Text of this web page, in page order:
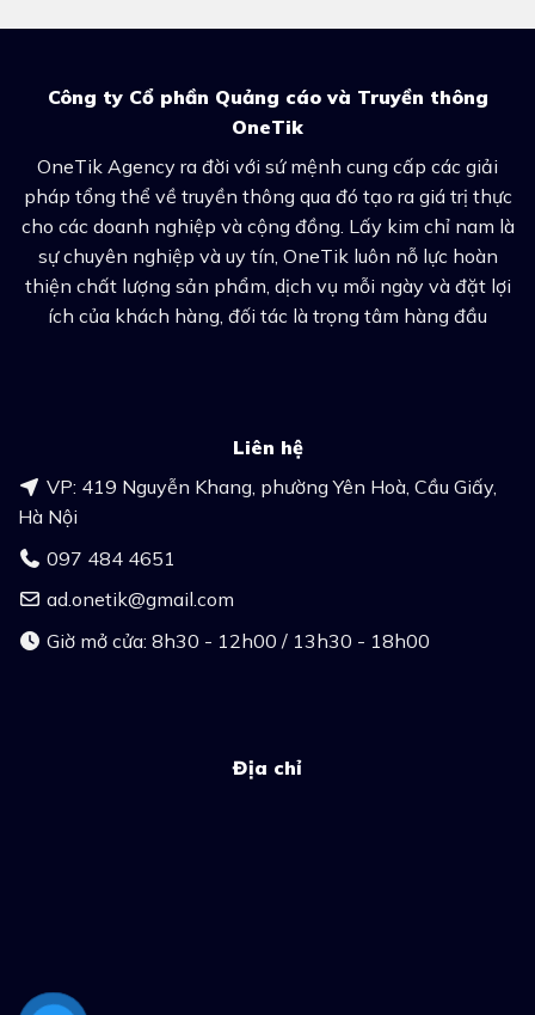
Công ty Cổ phần Quảng cáo và Truyền thông
OneTik
OneTik Agency ra đời với sứ mệnh cung cấp các giải
pháp tổng thể về truyền thông qua đó tạo ra giá trị thực
cho các doanh nghiệp và cộng đồng. Lấy kim chỉ nam là
sự chuyên nghiệp và uy tín, OneTik luôn nỗ lực hoàn
thiện chất lượng sản phẩm, dịch vụ mỗi ngày và đặt lợi
ích của khách hàng, đối tác là trọng tâm hàng đầu
Liên hệ
VP: 419 Nguyễn Khang, phường Yên Hoà, Cầu Giấy,
Hà Nội
097 484 4651
ad.onetik@gmail.com
Giờ mở cửa: 8h30 - 12h00 / 13h30 - 18h00
Địa chỉ